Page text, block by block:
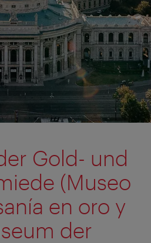
Gold- und
(Museo
en oro y
der